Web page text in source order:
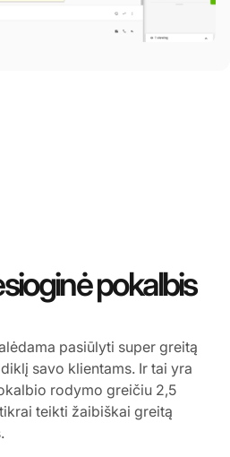
pokalbis
pasiūlyti super greitą
savo klientams. Ir tai yra
rodymo greičiu 2,5
teikti žaibiškai greitą